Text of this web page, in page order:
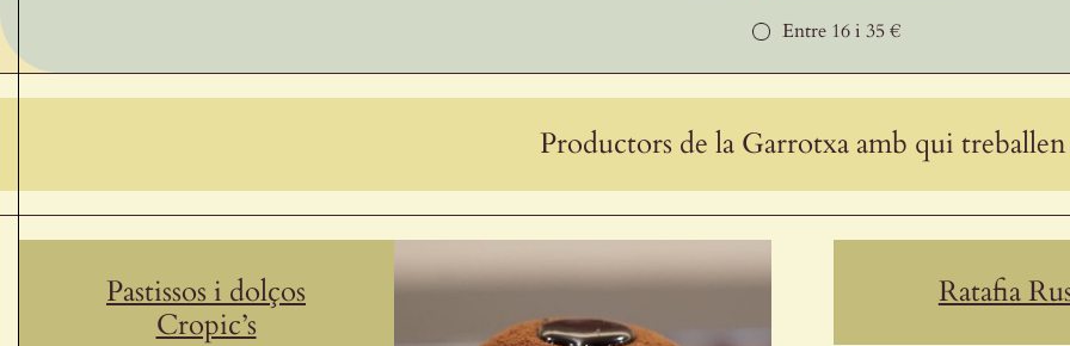
Entre 16 i 35 €
Productors de la Garrotxa amb qui treballen
Pastissos i dolços
Cropic’s
Ratafia